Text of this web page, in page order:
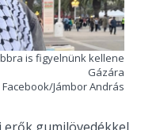
is figyelnünk kellene
Gázára
Facebook/Jámbor András